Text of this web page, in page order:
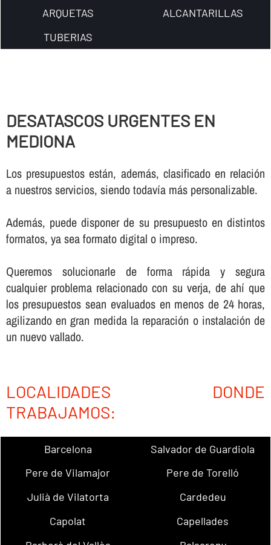
ARQUETAS
ALCANTARILLAS
TUBERIAS
DESATASCOS URGENTES EN
MEDIONA
Los presupuestos están, además, clasificado en relación
a nuestros servicios, siendo todaví­a más personalizable.
Además, puede disponer de su presupuesto en distintos
formatos, ya sea formato digital o impreso.
Queremos solucionarle de forma rápida y segura
cualquier problema relacionado con su verja, de ahí­ que
los presupuestos sean evaluados en menos de 24 horas,
agilizando en gran medida la reparación o instalación de
un nuevo vallado.
LOCALIDADES DONDE
TRABAJAMOS:
Barcelona
Salvador de Guardiola
Pere de Vilamajor
Pere de Torelló
Julià de Vilatorta
Cardedeu
Capolat
Capellades